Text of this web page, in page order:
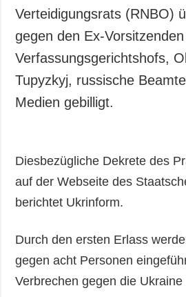
Verteidigungsrats (RNBO)
gegen den Ex-
Verfassungsgerichtshofs,
Tupyzkyj, russische
Medien gebilligt.
Diesbezügliche Dekrete des
auf der Webseite des
berichtet Ukrinform.
Durch den ersten Erlass
gegen acht Personen
Verbrechen gegen die